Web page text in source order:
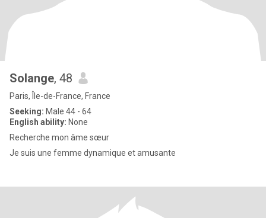
Solange, 48
Paris, Île-de-France, France
Seeking: Male 44 - 64
English ability: None
Recherche mon âme sœur
Je suis une femme dynamique et amusante